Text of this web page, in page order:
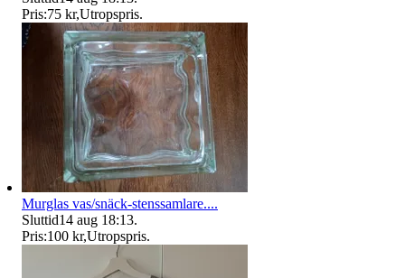
Pris:75 kr,Utropspris.
Murglas vas/snäck-stenssamlare....
Sluttid14 aug 18:13.
Pris:100 kr,Utropspris.